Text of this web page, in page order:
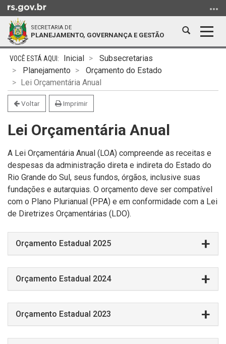
para
conteúdo
menu
para
busca
SECRETARIA DE
PLANEJAMENTO, GOVERNANÇA E GESTÃO
Abrir
Início
conteúdo
Inicial
Subsecretarias
Planejamento
Orçamento do Estado
Lei Orçamentária Anual
Voltar Imprimir
Lei Orçamentária Anual
A Lei Orçamentária Anual (LOA) compreende as receitas e
despesas da administração direta e indireta do Estado do
Rio Grande do Sul, seus fundos, órgãos, inclusive suas
fundações e autarquias. O orçamento deve ser compatível
com o Plano Plurianual (PPA) e em conformidade com a Lei
de Diretrizes Orçamentárias (LDO).
Orçamento Estadual 2025
Orçamento Estadual 2024
Orçamento Estadual 2023